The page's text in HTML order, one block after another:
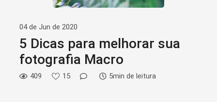
04 de Jun de 2020
5 Dicas para melhorar sua
fotografia Macro
409 15 5min de leitura